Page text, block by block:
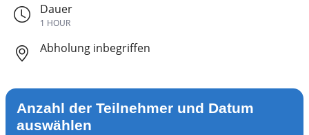
Dauer
1 HOUR
Abholung inbegriffen
Anzahl der Teilnehmer und Datum
auswählen